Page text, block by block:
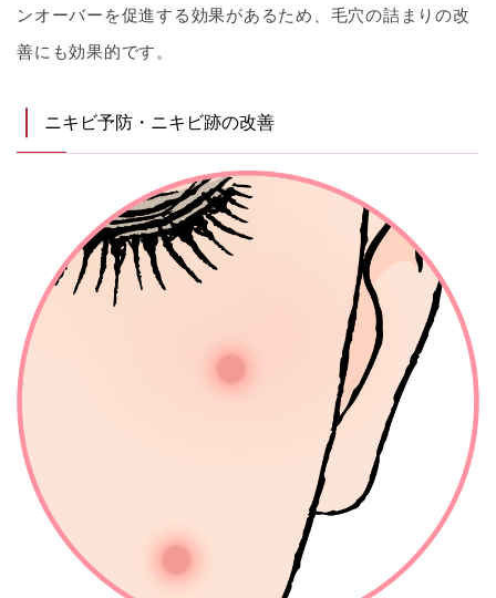
ンオーバーを促進する効果があるため、毛穴の詰まりの改
善にも効果的です。
ニキビ予防・ニキビ跡の改善